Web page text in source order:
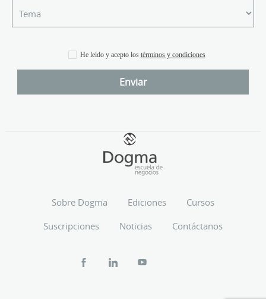
He leído y acepto los términos y condiciones
Sobre Dogma Ediciones
Cursos
Suscripciones
Noticias Contáctanos